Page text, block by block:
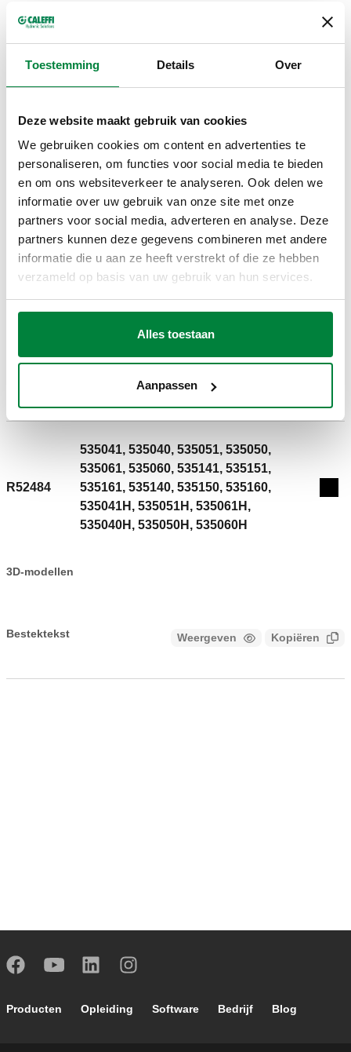
Toestemming Details Over
Deze website maakt gebruik van cookies
We gebruiken cookies om content en advertenties te
personaliseren, om functies voor social media te bieden
en om ons websiteverkeer te analyseren. Ook delen we
informatie over uw gebruik van onze site met onze
partners voor social media, adverteren en analyse. Deze
partners kunnen deze gegevens combineren met andere
informatie die u aan ze heeft verstrekt of die ze hebben
verzameld op basis van uw gebruik van hun services.
Alles toestaan
Aanpassen
Delen
PRODUCTBESCHRIJVING
Sleutel om filter en patroon te onderhouden.
Voor drukverminderaars serie 5350 en 5351.
TEKENINGEN EN SPECIFICATIES
R52484
535041, 535040, 535051, 535050,
535061, 535060, 535141, 535151,
535161, 535140, 535150, 535160,
535041H, 535051H, 535061H,
535040H, 535050H, 535060H
3D-modellen
Bestektekst Weergeven Kopiëren
Footer main navigation
Producten Opleiding Software Bedrijf Blog